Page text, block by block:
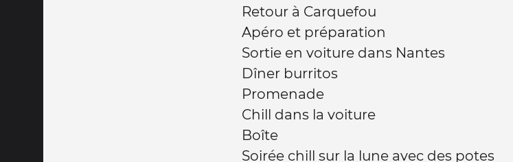
Retour à Carquefou
Apéro et préparation
Sortie en voiture dans Nantes
Dîner burritos
Promenade
Chill dans la voiture
Boîte
Soirée chill sur la lune avec des potes